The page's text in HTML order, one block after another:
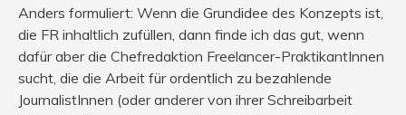
Anders formuliert: Wenn die Grundidee des Konzepts ist,
die FR inhaltlich zufüllen, dann finde ich das gut, wenn
dafür aber die Chefredaktion Freelancer-PraktikantInnen
sucht, die die Arbeit für ordentlich zu bezahlende
JournalistInnen (oder anderer von ihrer Schreibarbeit